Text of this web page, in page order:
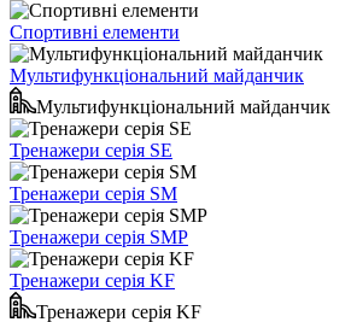
Спортивні елементи
Мультифункціональний майданчик
Мультифункціональний майданчик
Тренажери серія SE
Тренажери серія SM
Тренажери серія SMP
Тренажери серія KF
Тренажери серія KF